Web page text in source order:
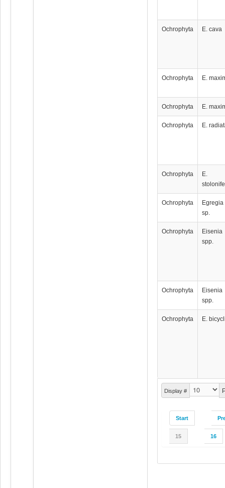
Display #
Start
15 16
Ochrophyta E. cava
Ochrophyta E.
Ochrophyta E.
Ochrophyta E.
Ochrophyta
E.
Ochrophyta
Egregia
sp.
Ochrophyta
Eisenia
spp.
Ochrophyta
Eisenia
spp.
Ochrophyta E.